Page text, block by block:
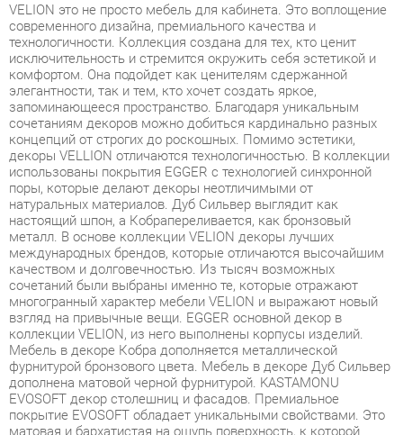
исключительность и стремится окружить себя эстетикой и
комфортом. Она подойдет как ценителям сдержанной
элегантности, так и тем, кто хочет создать яркое,
запоминающееся пространство. Благодаря уникальным
сочетаниям декоров можно добиться кардинально разных
концепций от строгих до роскошных. Помимо эстетики,
декоры VELLION отличаются технологичностью. В коллекции
использованы покрытия EGGER с технологией синхронной
поры, которые делают декоры неотличимыми от
натуральных материалов. Дуб Сильвер выглядит как
настоящий шпон, а Кобрапереливается, как бронзовый
металл. В основе коллекции VELION декоры лучших
международных брендов, которые отличаются высочайшим
качеством и долговечностью. Из тысяч возможных
сочетаний были выбраны именно те, которые отражают
многогранный характер мебели VELION и выражают новый
взгляд на привычные вещи. EGGER основной декор в
коллекции VELION, из него выполнены корпусы изделий.
Мебель в декоре Кобра дополняется металлической
фурнитурой бронзового цвета. Мебель в декоре Дуб Сильвер
дополнена матовой черной фурнитурой. KASTAMONU
EVOSOFT декор столешниц и фасадов. Премиальное
покрытие EVOSOFT обладает уникальными свойствами. Это
матовая и бархатистая на ощупь поверхность, к которой
приятно прикасаться. При этом, она удивительно практична
обеспечивает защиту от следов пальцев, чистящих
абразивов, ультрафиолета и химических веществ. Удобные
места для хранения, ящики с плавным ходом и доводчиками,